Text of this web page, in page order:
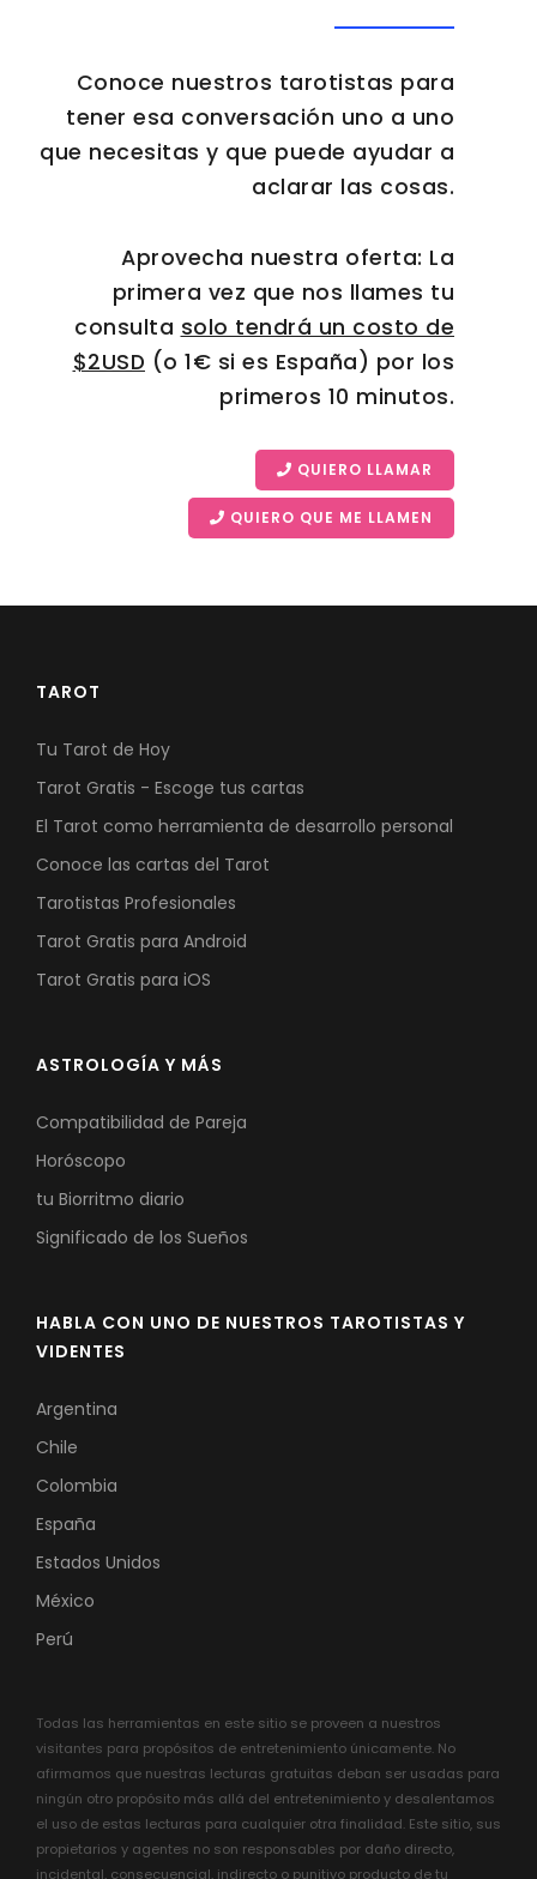
Conoce nuestros tarotistas para
tener esa conversación uno a uno
que necesitas y que puede ayudar a
aclarar las cosas.
Aprovecha nuestra oferta: La
primera vez que nos llames tu
consulta solo tendrá un costo de
$2USD (o 1€ si es España) por los
primeros 10 minutos.
QUIERO LLAMAR
QUIERO QUE ME LLAMEN
TAROT
Tu Tarot de Hoy
Tarot Gratis - Escoge tus cartas
El Tarot como herramienta de desarrollo personal
Conoce las cartas del Tarot
Tarotistas Profesionales
Tarot Gratis para Android
Tarot Gratis para iOS
ASTROLOGÍA Y MÁS
Compatibilidad de Pareja
Horóscopo
tu Biorritmo diario
Significado de los Sueños
HABLA CON UNO DE NUESTROS TAROTISTAS Y
VIDENTES
Argentina
Chile
Colombia
España
Estados Unidos
México
Perú
Todas las herramientas en este sitio se proveen a nuestros
visitantes para propósitos de entretenimiento únicamente. No
afirmamos que nuestras lecturas gratuitas deban ser usadas para
ningún otro propósito más allá del entretenimiento y desalentamos
el uso de estas lecturas para cualquier otra finalidad. Este sitio, sus
propietarios y agentes no son responsables por daño directo,
incidental, consecuencial, indirecto o punitivo producto de tu